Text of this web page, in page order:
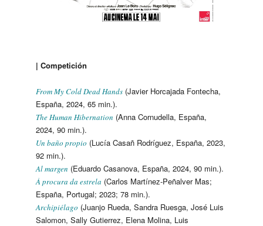
| Competición
From My Cold Dead Hands(Javier Horcajada Fontecha,
España, 2024, 65 min.).
The Human Hibernation (Anna Cornudella, España,
2024, 90 min.).
Un baño propio (Lucía Casañ Rodríguez, España, 2023,
92 min.).
Al margen (Eduardo Casanova, España, 2024, 90 min.).
À procura da estrela (Carlos Martínez-Peñalver Mas;
España, Portugal; 2023; 78 min.).
Archipiélago (Juanjo Rueda, Sandra Ruesga, José Luis
Salomon, Sally Gutierrez, Elena Molina, Luis